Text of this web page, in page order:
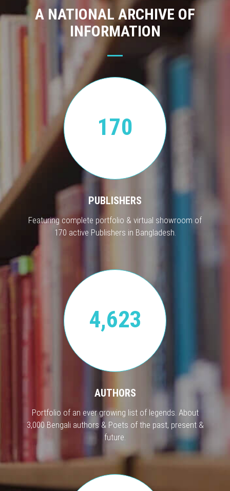
A NATIONAL ARCHIVE OF
INFORMATION
170
PUBLISHERS
Featuring complete portfolio & virtual showroom of
170 active Publishers in Bangladesh.
4,623
AUTHORS
Portfolio of an ever growing list of legends. About
3,000 Bengali authors & Poets of the past, present &
future.